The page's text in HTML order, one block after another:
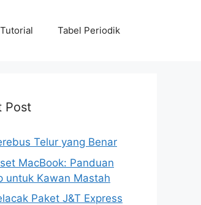
Tutorial Tabel Periodik
Post
Telur yang Benar
MacBook: Panduan
untuk Kawan Mastah
Paket J&T Express